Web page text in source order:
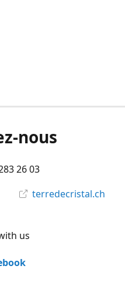
nous
26 03
terredecristal.ch
us